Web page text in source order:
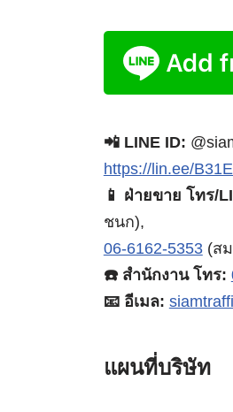
📲 LINE ID:
https://lin.ee/
📱 ฝ่ายขาย โทร/
ชนก),
06-6162-5353(ส
☎️ สำนักงาน โทร:
📧 อีเมล:
แผนที่บริษัท